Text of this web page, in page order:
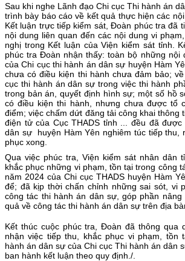
Sau khi nghe Lãnh đạo Chi cục Thi hành án
trình bày báo cáo về kết quả thực hiện các
Kết luận trực tiếp kiểm sát, Đoàn phúc tra đã
nội dung liên quan đến các nội dung vi
nghị trong Kết luận của Viện kiểm sát tỉnh.
phúc tra Đoàn nhận thấy: toàn bộ những nội
của Chi cục thi hành án dân sự huyện Hàm
chưa có điều kiện thi hành chưa đảm bảo;
cục thi hành án dân sự trong việc thi hành
trong bản án, quyết định hình sự; một số hồ
có điều kiện thi hành, nhưng chưa được tổ
điểm; việc chấm dứt đăng tải công khai thông
điện tử của Cục THADS tỉnh ... đều đã
dân sự huyện Hàm Yên nghiêm túc tiếp thu,
phục xong.
Qua việc phúc tra, Viện kiểm sát nhân dân
khắc phục những vi phạm, tồn tại trong công
năm 2024 của Chi cục THADS huyện Hàm
để; đã kịp thời chấn chỉnh những sai sót, vi
công tác thi hành án dân sự, góp phần
quả về công tác thi hành án dân sự trên địa
Kết thúc cuộc phúc tra, Đoàn đã thông qua
nhận việc tiếp thu, khắc phục vi phạm, tồn
hành án dân sự của Chi cục Thi hành án dân
ban hành kết luận theo quy định./.